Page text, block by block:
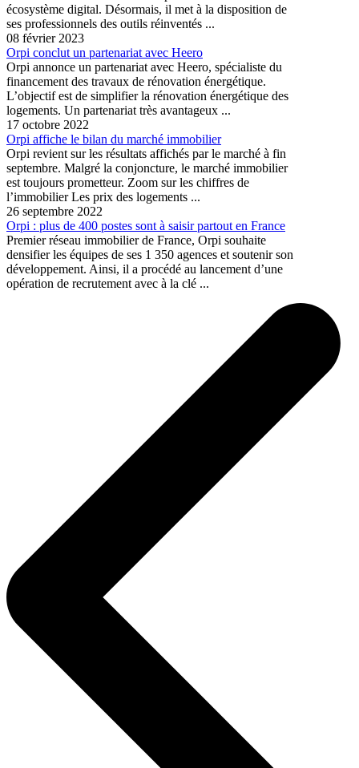
écosystème digital. Désormais, il met à la disposition de
ses professionnels des outils réinventés ...
08 février 2023
Orpi conclut un partenariat avec Heero
Orpi annonce un partenariat avec Heero, spécialiste du
financement des travaux de rénovation énergétique.
L’objectif est de simplifier la rénovation énergétique des
logements. Un partenariat très avantageux ...
17 octobre 2022
Orpi affiche le bilan du marché immobilier
Orpi revient sur les résultats affichés par le marché à fin
septembre. Malgré la conjoncture, le marché immobilier
est toujours prometteur. Zoom sur les chiffres de
l’immobilier Les prix des logements ...
26 septembre 2022
Orpi : plus de 400 postes sont à saisir partout en France
Premier réseau immobilier de France, Orpi souhaite
densifier les équipes de ses 1 350 agences et soutenir son
développement. Ainsi, il a procédé au lancement d’une
opération de recrutement avec à la clé ...